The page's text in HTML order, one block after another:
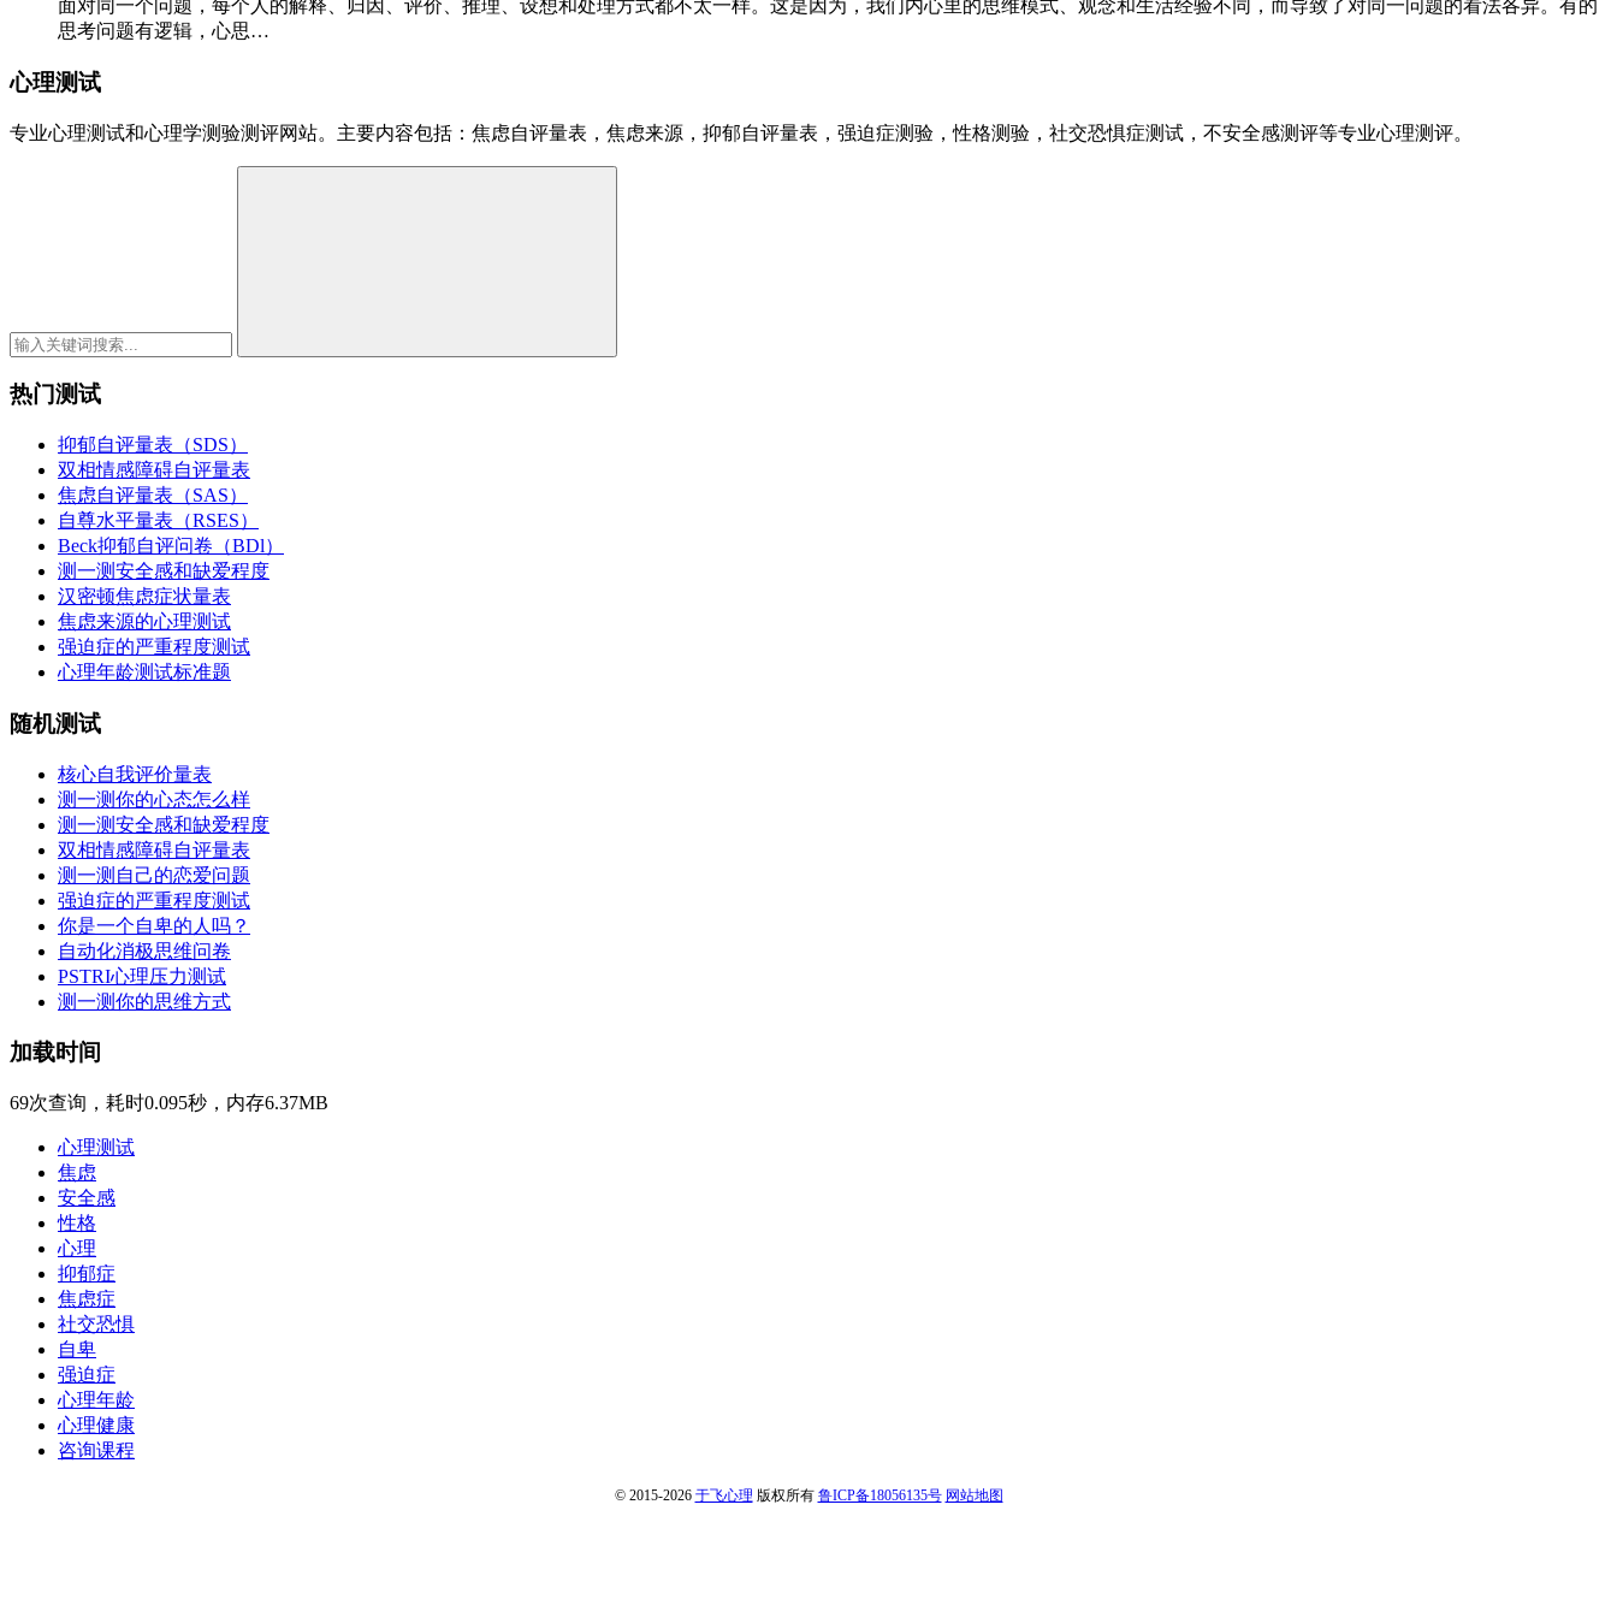
面对同一个问题，每个人的解释、归因、评价、推理、设想和处理方式都不太一样。这是因为，我们内心里的思维模式、观念和生活经验不同，而导致了对同一问题的看法各异。有的
思考问题有逻辑，心思…
心理测试
专业心理测试和心理学测验测评网站。主要内容包括：焦虑自评量表，焦虑来源，抑郁自评量表，强迫症测验，性格测验，社交恐惧症测试，不安全感测评等专业心理测评。
热门测试
抑郁自评量表（SDS）
双相情感障碍自评量表
焦虑自评量表（SAS）
自尊水平量表（RSES）
Beck抑郁自评问卷（BDl）
测一测安全感和缺爱程度
汉密顿焦虑症状量表
焦虑来源的心理测试
强迫症的严重程度测试
心理年龄测试标准题
随机测试
核心自我评价量表
测一测你的心态怎么样
测一测安全感和缺爱程度
双相情感障碍自评量表
测一测自己的恋爱问题
强迫症的严重程度测试
你是一个自卑的人吗？
自动化消极思维问卷
PSTRI心理压力测试
测一测你的思维方式
加载时间
69次查询，耗时0.095秒，内存6.37MB
心理测试
焦虑
安全感
性格
心理
抑郁症
焦虑症
社交恐惧
自卑
强迫症
心理年龄
心理健康
咨询课程
© 2015-2026 于飞心理 版权所有 鲁ICP备18056135号 网站地图